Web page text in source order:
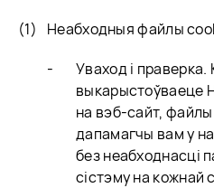
Неабходныя файлы
Уваход і праверка.
выкарыстоўваеце
на вэб-сайт,
дапамагчы вам у
без неабходнасці
сістэму на кожнай